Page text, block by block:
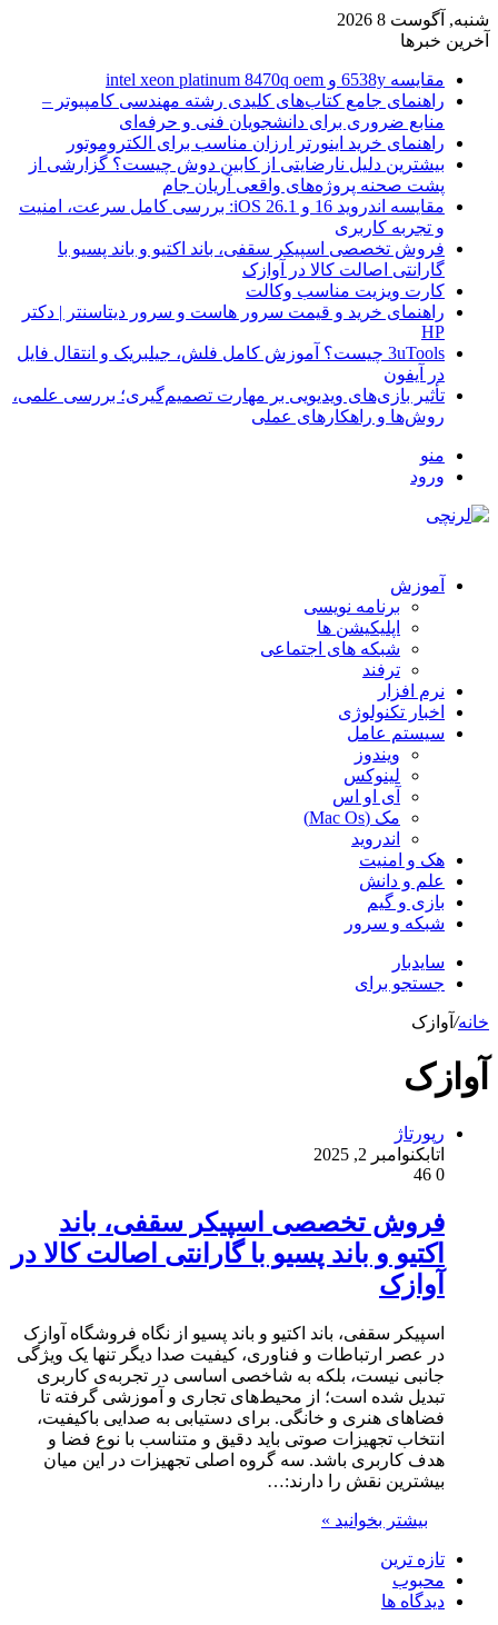
شنبه, آگوست 8 2026
آخرین خبرها
مقایسه 6538y و intel xeon platinum 8470q oem
راهنمای جامع کتاب‌های کلیدی رشته مهندسی کامپیوتر –
منابع ضروری برای دانشجویان فنی و حرفه‌ای
راهنمای خرید اینورتر ارزان مناسب برای الکتروموتور
بیشترین دلیل نارضایتی از کابین دوش چیست؟ گزارشی از
پشت صحنه پروژه‌های واقعی آریان جام
مقایسه اندروید 16 و iOS 26.1: بررسی کامل سرعت، امنیت
و تجربه کاربری
فروش تخصصی اسپیکر سقفی، باند اکتیو و باند پسیو با
گارانتی اصالت کالا در آوازک
کارت ویزیت مناسب وکالت
راهنمای خرید و قیمت سرور هاست و سرور دیتاسنتر | دکتر
HP
3uTools چیست؟ آموزش کامل فلش، جیلبریک و انتقال فایل
در آیفون
تأثیر بازی‌های ویدیویی بر مهارت تصمیم‌گیری؛ بررسی علمی،
روش‌ها و راهکارهای عملی
منو
ورود
آموزش
برنامه نویسی
اپلیکیشن ها
شبکه های اجتماعی
ترفند
نرم افزار
اخبار تکنولوژی
سیستم عامل
ویندوز
لینوکس
آی او اس
مک (Mac Os)
اندروید
هک و امنیت
علم و دانش
بازی و گیم
شبکه و سرور
سایدبار
جستجو برای
خانه/ آوازک
آوازک
رپورتاژ
اتابکنوامبر 2, 2025
0
فروش تخصصی اسپیکر سقفی، باند
اکتیو و باند پسیو با گارانتی اصالت کالا در
آوازک
اسپیکر سقفی، باند اکتیو و باند پسیو از نگاه فروشگاه آوازک
در عصر ارتباطات و فناوری، کیفیت صدا دیگر تنها یک ویژگی
جانبی نیست، بلکه به شاخصی اساسی در تجربه‌ی کاربری
تبدیل شده است؛ از محیط‌های تجاری و آموزشی گرفته تا
فضاهای هنری و خانگی. برای دستیابی به صدایی باکیفیت،
انتخاب تجهیزات صوتی باید دقیق و متناسب با نوع فضا و
هدف کاربری باشد. سه گروه اصلی تجهیزات در این میان
بیشترین نقش را دارند:…
بیشتر بخوانید »
تازه ترین
محبوب
دیدگاه ها